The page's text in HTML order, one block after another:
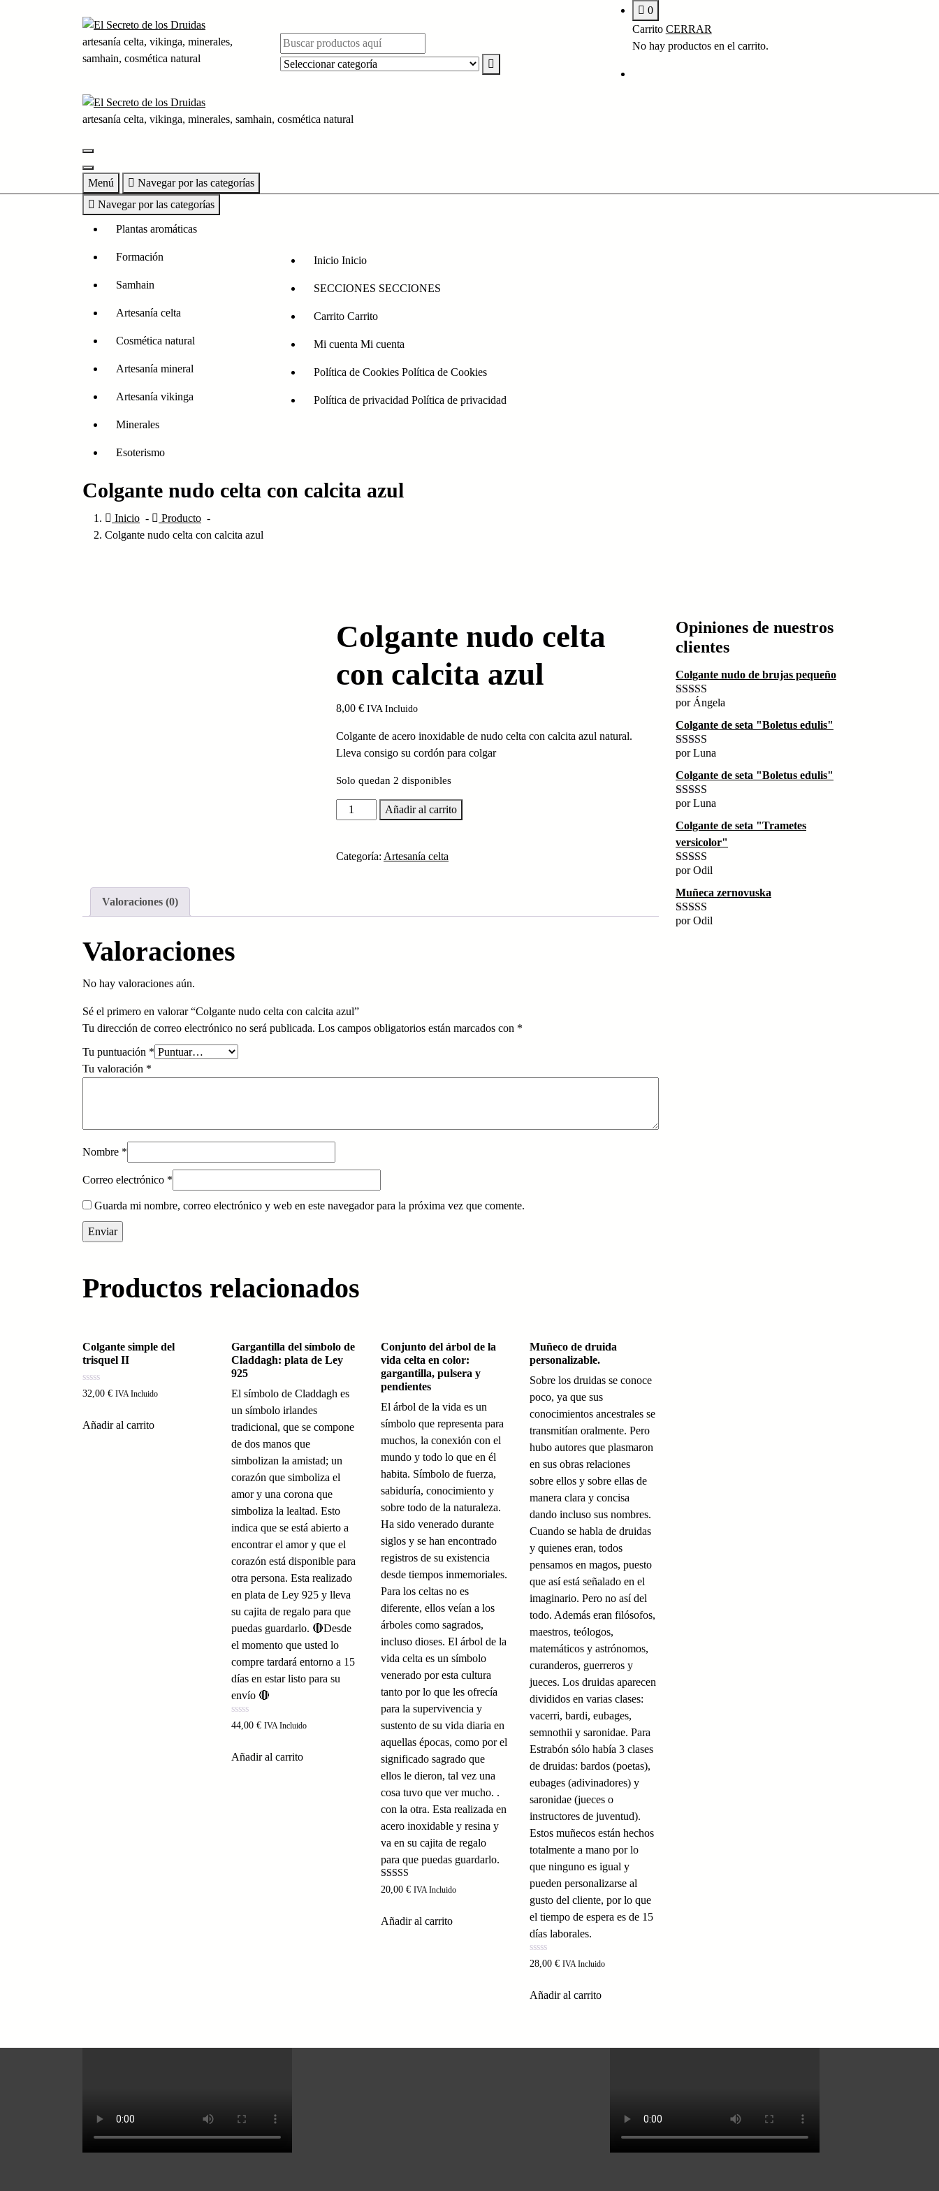
artesanía celta, vikinga, minerales,
samhain, cosmética natural
0
Carrito CERRAR
No hay productos en el carrito.
artesanía celta, vikinga, minerales, samhain, cosmética natural
Menú
Navegar por las categorías
Navegar por las categorías
Plantas aromáticas
Formación
Samhain
Artesanía celta
Cosmética natural
Artesanía mineral
Artesanía vikinga
Minerales
Esoterismo
Inicio Inicio
SECCIONES SECCIONES
Carrito Carrito
Mi cuenta Mi cuenta
Política de Cookies Política de Cookies
Política de privacidad Política de privacidad
Colgante nudo celta con calcita azul
Inicio - Producto -
Colgante nudo celta con calcita azul
Colgante nudo celta
con calcita azul
8,00 € IVA Incluido
Colgante de acero inoxidable de nudo celta con calcita azul natural.
Lleva consigo su cordón para colgar
Solo quedan 2 disponibles
Colgante
nudo
con
Añadir al carrito
Categoría: Artesanía celta
Valoraciones (0)
Valoraciones
No hay valoraciones aún.
Sé el primero en valorar “Colgante nudo celta con calcita azul”
Tu dirección de correo electrónico no será publicada. Los campos obligatorios están marcados con *
Tu puntuación *
Tu valoración *
Nombre *
Correo electrónico *
Guarda mi nombre, correo electrónico y web en este navegador para la próxima vez que comente.
Productos relacionados
Colgante simple del
trisquel II
Valorado
con
5
32,00 € IVA Incluido
Añadir al carrito
Gargantilla del símbolo de
Claddagh: plata de Ley
925
El símbolo de Claddagh es
un símbolo irlandes
tradicional, que se compone
de dos manos que
simbolizan la amistad; un
corazón que simboliza el
amor y una corona que
simboliza la lealtad. Esto
indica que se está abierto a
encontrar el amor y que el
corazón está disponible para
otra persona. Esta realizado
en plata de Ley 925 y lleva
su cajita de regalo para que
puedas guardarlo. 🔴Desde
el momento que usted lo
compre tardará entorno a 15
días en estar listo para su
envío 🔴
Valorado
con
5
44,00€ IVA Incluido
Añadir al carrito
Conjunto del árbol de la
vida celta en color:
gargantilla, pulsera y
pendientes
El árbol de la vida es un
símbolo que representa para
muchos, la conexión con el
mundo y todo lo que en él
habita. Símbolo de fuerza,
sabiduría, conocimiento y
sobre todo de la naturaleza.
Ha sido venerado durante
siglos y se han encontrado
registros de su existencia
desde tiempos inmemoriales.
Para los celtas no es
diferente, ellos veían a los
árboles como sagrados,
incluso dioses. El árbol de la
vida celta es un símbolo
venerado por esta cultura
tanto por lo que les ofrecía
para la supervivencia y
sustento de su vida diaria en
aquellas épocas, como por el
significado sagrado que
ellos le dieron, tal vez una
cosa tuvo que ver mucho. .
con la otra. Esta realizada en
acero inoxidable y resina y
va en su cajita de regalo
para que puedas guardarlo.
Valorado con
5.00
20,00 € IVA Incluido
Añadir al carrito
Muñeco de druida
personalizable.
Sobre los druidas se conoce
poco, ya que sus
conocimientos ancestrales se
transmitían oralmente. Pero
hubo autores que plasmaron
en sus obras relaciones
sobre ellos y sobre ellas de
manera clara y concisa
dando incluso sus nombres.
Cuando se habla de druidas
y quienes eran, todos
pensamos en magos, puesto
que así está señalado en el
imaginario. Pero no así del
todo. Además eran filósofos,
maestros, teólogos,
matemáticos y astrónomos,
curanderos, guerreros y
jueces. Los druidas aparecen
divididos en varias clases:
vacerri, bardi, eubages,
semnothii y saronidae. Para
Estrabón sólo había 3 clases
de druidas: bardos (poetas),
eubages (adivinadores) y
saronidae (jueces o
instructores de juventud).
Estos muñecos están hechos
totalmente a mano por lo
que ninguno es igual y
pueden personalizarse al
gusto del cliente, por lo que
el tiempo de espera es de 15
días laborales.
Valorado
con
5
28,00 € IVA Incluido
Añadir al carrito
Opiniones de nuestros
clientes
Colgante nudo de brujas pequeño
Valorado con
por Ángela
Colgante de seta "Boletus edulis"
Valorado con
por Luna
Colgante de seta "Boletus edulis"
Valorado con
por Luna
Colgante de seta "Trametes
versicolor"
Valorado con
por Odil
Muñeca zernovuska
Valorado con
por Odil